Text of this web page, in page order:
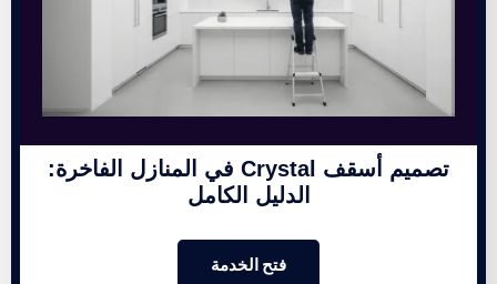
تصميم أسقف Crystal في المنازل الفاخرة:
الدليل الكامل
فتح الخدمة